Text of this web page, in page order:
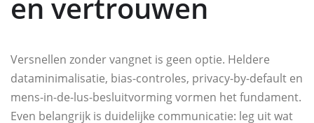
en vertrouwen
Versnellen zonder vangnet is geen optie. Heldere
dataminimalisatie, bias-controles, privacy-by-default en
mens-in-de-lus-besluitvorming vormen het fundament.
Even belangrijk is duidelijke communicatie: leg uit wat